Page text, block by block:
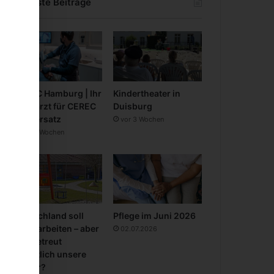
CEREC Hamburg | Ihr
Zahnarzt für CEREC
Zahnersatz
vor 3 Wochen
Kindertheater in
Duisburg
vor 3 Wochen
Deutschland soll
mehr arbeiten – aber
wer betreut
eigentlich unsere
Kinder?
Pflege im Juni 2026
02.07.2026